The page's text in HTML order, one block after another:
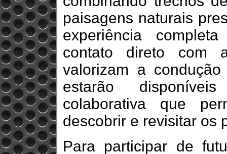
paisagens naturais
experiência
contato direto com
valorizam a
estarão
colaborativa que
descobrir e revisitar os
Para participar de